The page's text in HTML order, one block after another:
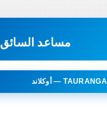
مساعد السائق
أوكلاند — TAURANGA